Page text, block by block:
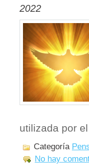
2022
utilizada por
Categoría
No hay